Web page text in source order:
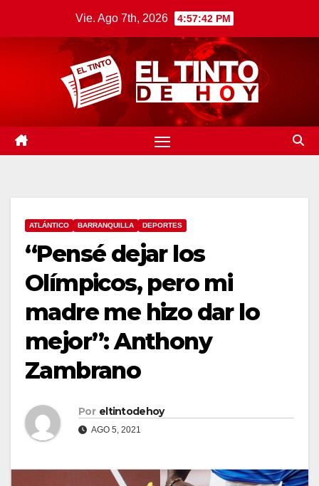
Vie. Ago 7th, 2026 4:57:43 PM
ATLÁNTICO BARRANQUILLA DEPORTES
“Pensé dejar los
Olímpicos, pero mi
madre me hizo dar lo
mejor”: Anthony
Zambrano
Por eltintodehoy
AGO 5, 2021